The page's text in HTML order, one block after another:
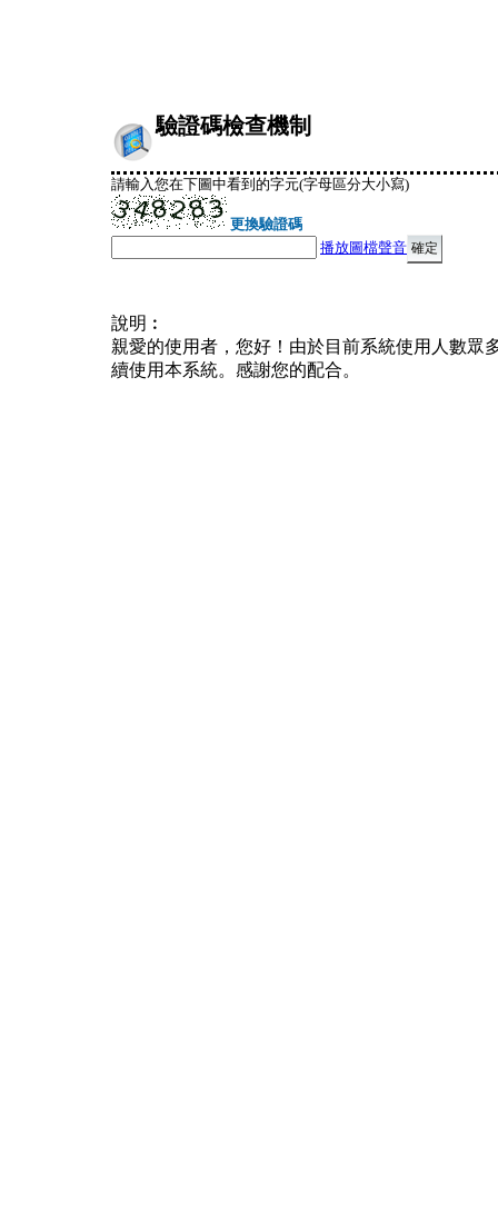
驗證碼檢查機制
請輸入您在下圖中看到的字元(字母區分大小寫)
更換驗證碼
播放圖檔聲音
說明︰
親愛的使用者，您好！由於目前系統使用人數眾
續使用本系統。感謝您的配合。